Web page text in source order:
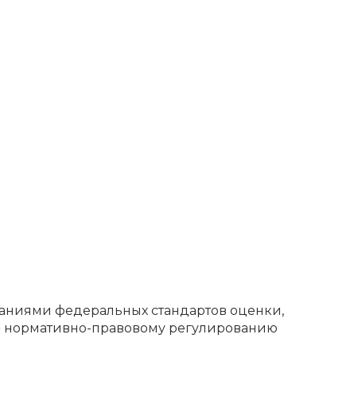
федеральных стандартов оценки,
правовому регулированию